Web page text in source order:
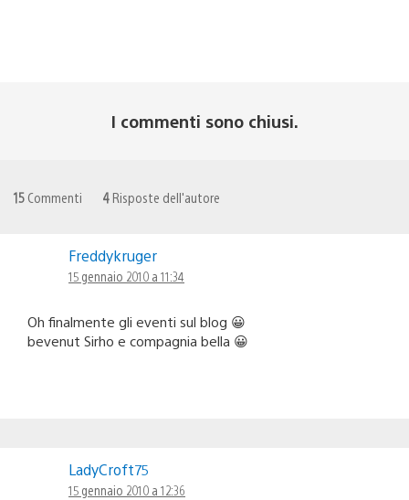
I commenti sono chiusi.
15 Commenti 4 Risposte dell'autore
Freddykruger
15 gennaio 2010 a 11:34
Oh finalmente gli eventi sul blog 😀
bevenut Sirho e compagnia bella 😀
LadyCroft75
15 gennaio 2010 a 12:36